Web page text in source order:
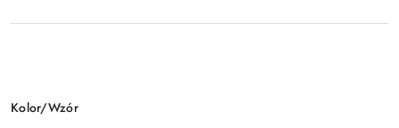
Wariant
Kolor/Wzór